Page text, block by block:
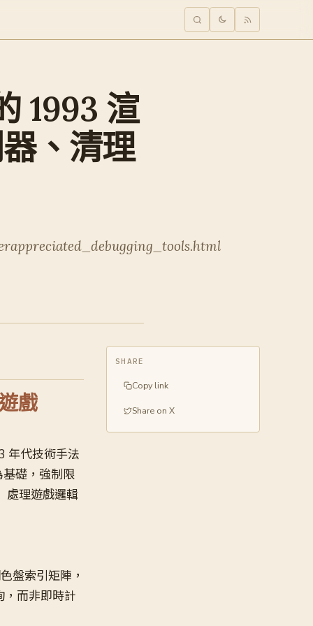
1993 渲
、清理
戲
年代技術手法
礎，強制限
處理遊戲邏輯
盤索引矩陣，
，而非即時計
SHARE
Copy link
Share on X